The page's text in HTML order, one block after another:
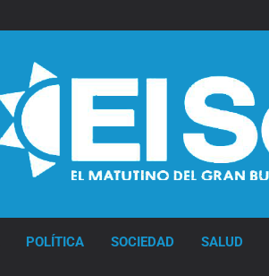
POLÍTICA SOCIEDAD SALUD